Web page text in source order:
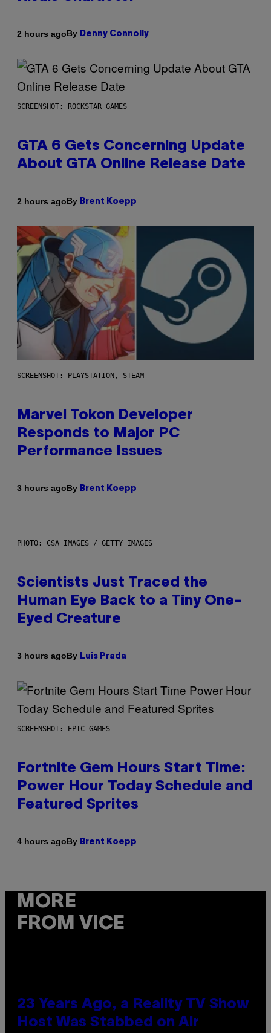
2 hours agoBy Denny Connolly
SCREENSHOT: ROCKSTAR GAMES
GTA 6 Gets Concerning Update
About GTA Online Release Date
2 hours agoBy Brent Koepp
SCREENSHOT: PLAYSTATION, STEAM
Marvel Tokon Developer
Responds to Major PC
Performance Issues
3 hours agoBy Brent Koepp
PHOTO: CSA IMAGES / GETTY IMAGES
Scientists Just Traced the
Human Eye Back to a Tiny One-
Eyed Creature
3 hours agoBy Luis Prada
SCREENSHOT: EPIC GAMES
Fortnite Gem Hours Start Time:
Power Hour Today Schedule and
Featured Sprites
4 hours agoBy Brent Koepp
MORE
FROM VICE
23 Years Ago, a Reality TV Show
Host Was Stabbed on Air